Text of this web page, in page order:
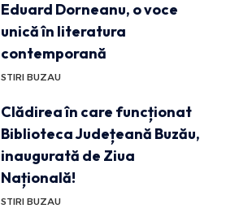
Eduard Dorneanu, o voce
unică în literatura
contemporană
STIRI BUZAU
Clădirea în care funcționat
Biblioteca Județeană Buzău,
inaugurată de Ziua
Națională!
STIRI BUZAU